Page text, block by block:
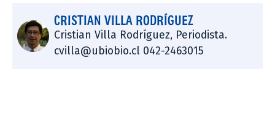
CRISTIAN VILLA RODRÍGUEZ
Cristian Villa Rodríguez, Periodista.
cvilla@ubiobio.cl 042-2463015